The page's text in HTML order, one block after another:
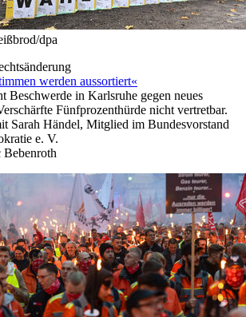
dpa
werden aussortiert«
Beschwerde in Karlsruhe gegen neues
Fünfprozenthürde nicht vertretbar.
Sarah Händel, Mitglied im Bundesvorstand
e. V.
Bebenroth